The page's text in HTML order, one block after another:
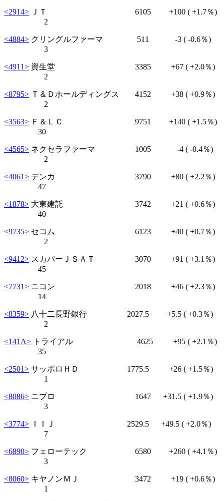
<2914> ＪＴ 6105 +100 ( +1.7％)
2
<4884> クリングルファーマ 511 -3 ( -0.6％)
3
<4911> 資生堂 3385 +67 ( +2.0％)
2
<8795> Ｔ＆Ｄホールディングス 4152 +38 ( +0.9％)
2
<3563> Ｆ＆ＬＣ 9751 +140 ( +1.5％)
30
<4565> ネクセラファーマ 1005 -4 ( -0.4％)
2
<4061> デンカ 3790 +80 ( +2.2％)
47
<1878> 大東建託 3742 +21 ( +0.6％)
40
<9735> セコム 6123 +40 ( +0.7％)
2
<9412> スカパーＪＳＡＴ 3070 +91 ( +3.1％)
45
<7731> ニコン 2018 +46 ( +2.3％)
14
<8359> 八十二長野銀行 2027.5 +5.5 ( +0.3％)
2
<141A> トライアル 4625 +95 ( +2.1％)
35
<2501> サッポロＨＤ 1775.5 +26 ( +1.5％)
1
<8086> ニプロ 1647 +31.5 ( +1.9％)
3
<3774> ＩＩＪ 2529.5 +49.5 ( +2.0％)
7
<6890> フェローテック 6580 +260 ( +4.1％)
3
<8060> キヤノンＭＪ 3472 +19 ( +0.6％)
1